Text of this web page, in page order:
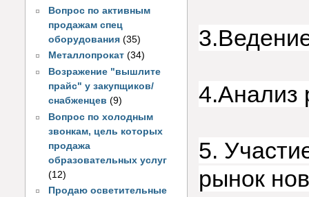
Вопрос по активным
продажам спец
оборудования (35)
Металлопрокат (34)
Возражение "вышлите
прайс" у закупщиков/
снабженцев (9)
Вопрос по холодным
звонкам, цель которых
продажа
образовательных услуг
(12)
Продаю осветительные
4.Анализ
5.
рынок